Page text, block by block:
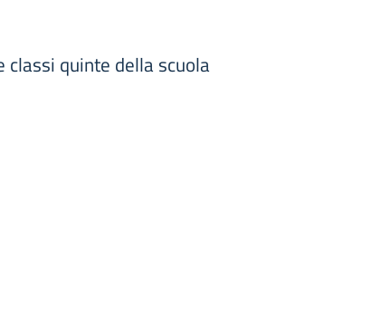
classi quinte della scuola